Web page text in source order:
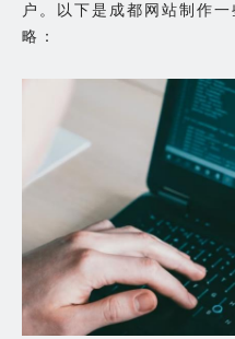
户。以下是成都网站制作
略：